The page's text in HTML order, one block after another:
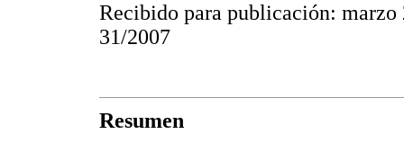
Recibido para publicación:
31/2007
Resumen